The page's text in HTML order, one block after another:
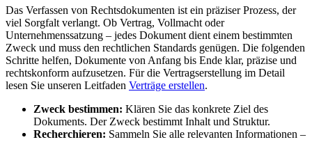
Das Verfassen von Rechtsdokumenten ist ein präziser Prozess, der
viel Sorgfalt verlangt. Ob Vertrag, Vollmacht oder
Unternehmenssatzung – jedes Dokument dient einem bestimmten
Zweck und muss den rechtlichen Standards genügen. Die folgenden
Schritte helfen, Dokumente von Anfang bis Ende klar, präzise und
rechtskonform aufzusetzen. Für die Vertragserstellung im Detail
lesen Sie unseren Leitfaden Verträge erstellen.
Zweck bestimmen: Klären Sie das konkrete Ziel des
Dokuments. Der Zweck bestimmt Inhalt und Struktur.
Recherchieren: Sammeln Sie alle relevanten Informationen –